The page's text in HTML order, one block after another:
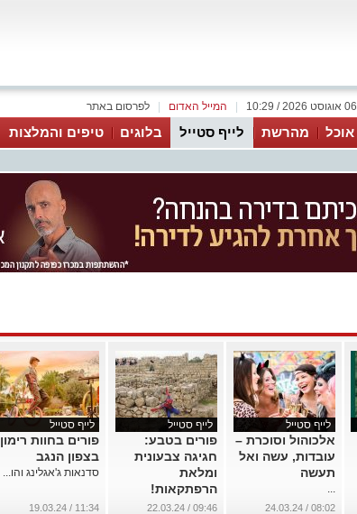
לפרסום באתר המייל האדום 06 אוגוסט 2026 / 10:29
אוכל מהרשת לייף סטייל בלוגים טיפים והמלצות
לייף סטייל
אלכוהול וסוכרת –
עובדות, עשה ואל
תעשה
...
08:02 / 24.03.24
לייף סטייל
פורים בטבע:
חגיגה צבעונית
ומלאת
הרפתקאות!
...
09:46 / 22.03.24
לייף סטייל
פורים בחוות רימון
בצפון הנגב
סדנאות ג'אגלינג והו...
11:34 / 19.03.24